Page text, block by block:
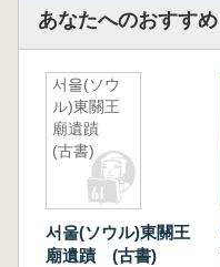
あなたへのおすすめ
서울(ソウ
ル)東關王
廟遺蹟
(古書)
서울(ソウル)東關王
廟遺蹟 (古書)